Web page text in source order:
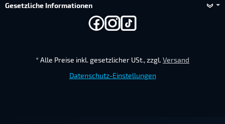
Gesetzliche Informationen
*Alle Preise inkl. gesetzlicher USt., zzgl.Versand
Datenschutz-Einstellungen